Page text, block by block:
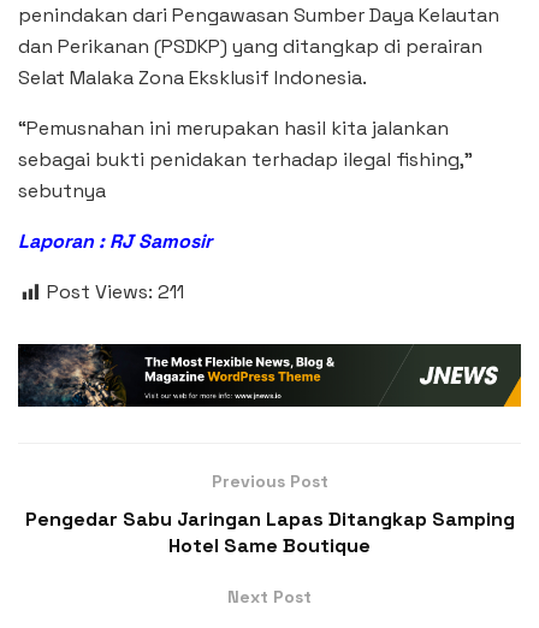
penindakan dari Pengawasan Sumber Daya Kelautan
dan Perikanan (PSDKP) yang ditangkap di perairan
Selat Malaka Zona Eksklusif Indonesia.
“Pemusnahan ini merupakan hasil kita jalankan
sebagai bukti penidakan terhadap ilegal fishing,”
sebutnya
Laporan : RJ Samosir
Post Views: 211
Previous Post
Pengedar Sabu Jaringan Lapas Ditangkap Samping
Hotel Same Boutique
Next Post